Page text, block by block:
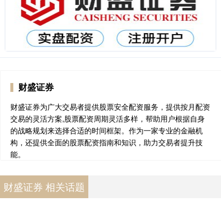
财盛证券
财盛证券为广大交易者提供股票安全配资服务，提供按月配资
交易的灵活方案,股票配资周期灵活多样，帮助用户根据自身
的战略规划来选择合适的时间框架。作为一家专业的金融机
构，还提供全面的股票配资指南和知识，助力交易者提升技
能。
财盛证券 相关话题